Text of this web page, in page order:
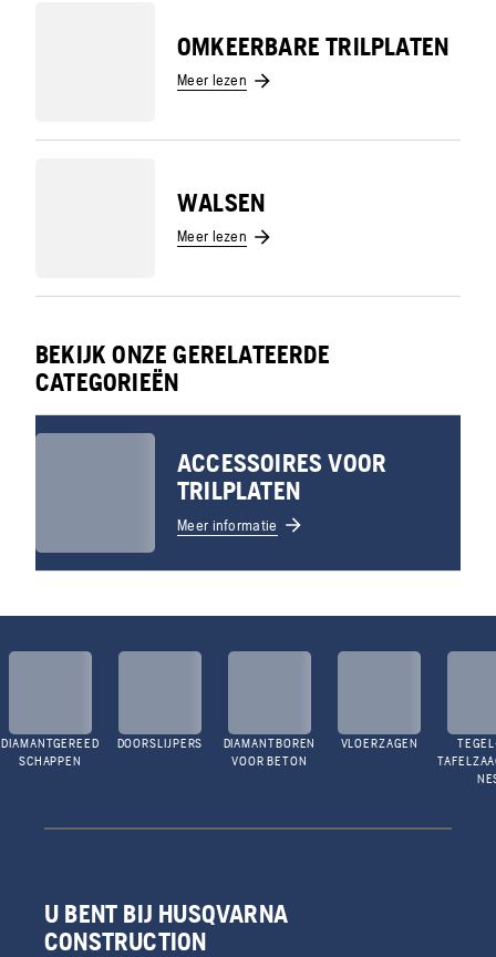
OMKEERBARE TRILPLATEN
Meer lezen
WALSEN
Meer lezen
BEKIJK ONZE GERELATEERDE
CATEGORIEËN
ACCESSOIRES VOOR
TRILPLATEN
Meer informatie
DIAMANTGEREED
SCHAPPEN
DOORSLIJPERS
DIAMANTBOREN
VOOR BETON
VLOERZAGEN
U BENT BIJ HUSQVARNA
CONSTRUCTION